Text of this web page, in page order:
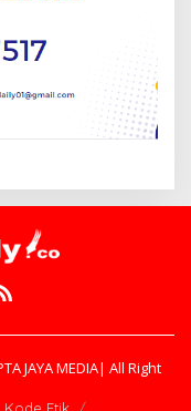
JAYA MEDIA| All Right